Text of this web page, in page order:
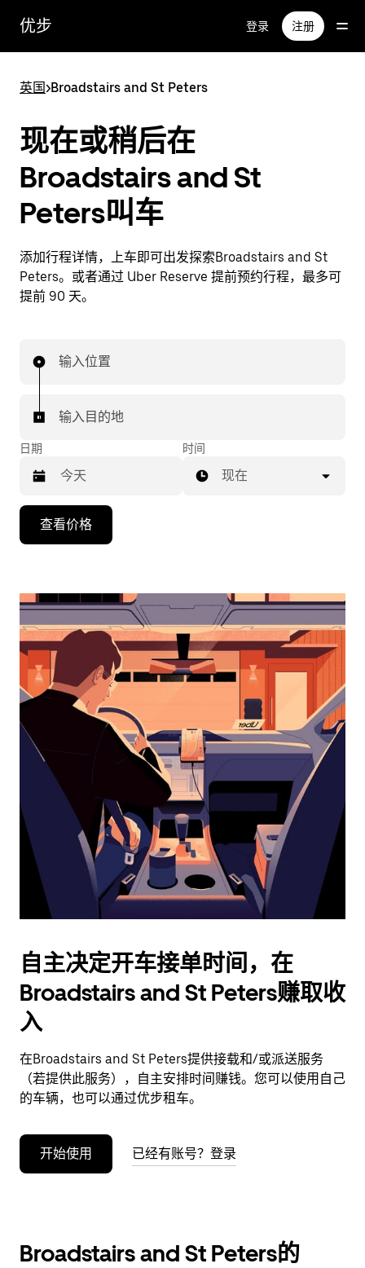
优步 登录 注册
英国>Broadstairs and St Peters
现在或稍后在
Broadstairs and St
Peters叫车
添加行程详情，上车即可出发探索Broadstairs and St
Peters。或者通过 Uber Reserve 提前预约行程，最多可
提前 90 天。
输入位置
输入目的地
日期
向
头
浏
日
并
期。
按
退
闭
日
历。
时间
现在
查看价格
自主决定开车接单时间，在
Broadstairs and St Peters赚取收
入
在Broadstairs and St Peters提供接载和/或派送服务
（若提供此服务），自主安排时间赚钱。您可以使用自己
的车辆，也可以通过优步租车。
开始使用 已经有账号？登录
Broadstairs and St Peters的